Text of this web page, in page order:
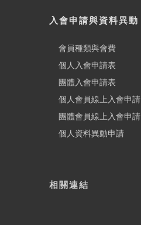
入會申請與資料異動
會員種類與會費
個人入會申請表
團體入會申請表
個人會員線上入會申請
團體會員線上入會申請
個人資料異動申請
相關連結